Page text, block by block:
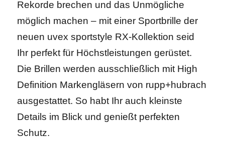
Rekorde brechen und das Unmögliche
möglich machen – mit einer Sportbrille der
neuen uvex sportstyle RX-Kollektion seid
Ihr perfekt für Höchstleistungen gerüstet.
Die Brillen werden ausschließlich mit High
Definition Markengläsern von rupp+hubrach
ausgestattet. So habt Ihr auch kleinste
Details im Blick und genießt perfekten
Schutz.